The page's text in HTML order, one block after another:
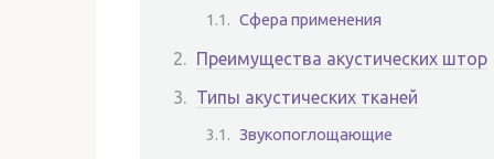
Сфера применения
Преимущества акустических штор
Типы акустических тканей
Звукопоглощающие